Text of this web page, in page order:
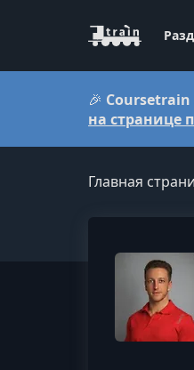
🎉 Coursetrain
на странице
Главная